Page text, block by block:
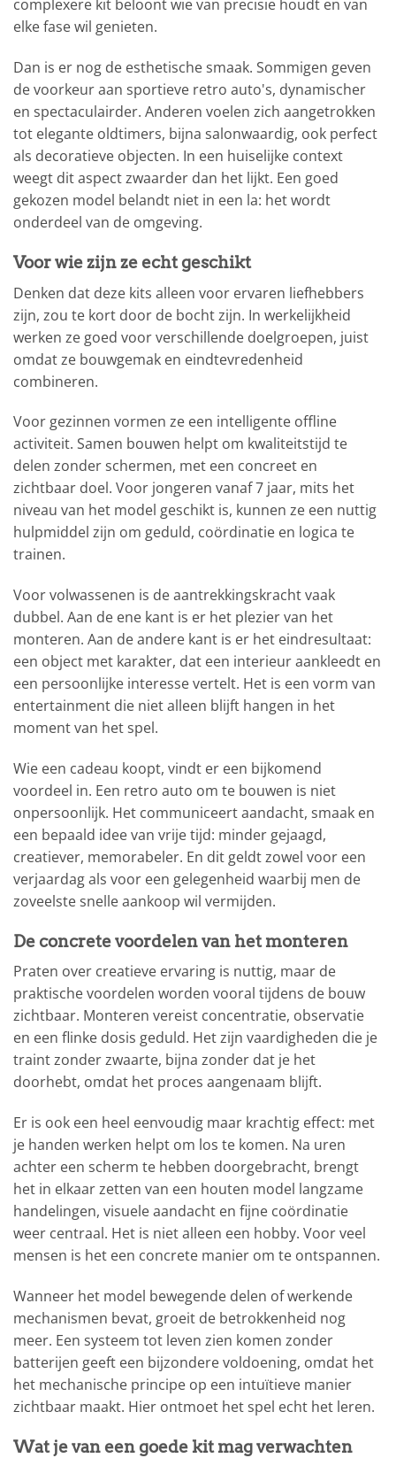
complexere kit beloont wie van precisie houdt en van
elke fase wil genieten.
Dan is er nog de esthetische smaak. Sommigen geven
de voorkeur aan sportieve retro auto's, dynamischer
en spectaculairder. Anderen voelen zich aangetrokken
tot elegante oldtimers, bijna salonwaardig, ook perfect
als decoratieve objecten. In een huiselijke context
weegt dit aspect zwaarder dan het lijkt. Een goed
gekozen model belandt niet in een la: het wordt
onderdeel van de omgeving.
Voor wie zijn ze echt geschikt
Denken dat deze kits alleen voor ervaren liefhebbers
zijn, zou te kort door de bocht zijn. In werkelijkheid
werken ze goed voor verschillende doelgroepen, juist
omdat ze bouwgemak en eindtevredenheid
combineren.
Voor gezinnen vormen ze een intelligente offline
activiteit. Samen bouwen helpt om kwaliteitstijd te
delen zonder schermen, met een concreet en
zichtbaar doel. Voor jongeren vanaf 7 jaar, mits het
niveau van het model geschikt is, kunnen ze een nuttig
hulpmiddel zijn om geduld, coördinatie en logica te
trainen.
Voor volwassenen is de aantrekkingskracht vaak
dubbel. Aan de ene kant is er het plezier van het
monteren. Aan de andere kant is er het eindresultaat:
een object met karakter, dat een interieur aankleedt en
een persoonlijke interesse vertelt. Het is een vorm van
entertainment die niet alleen blijft hangen in het
moment van het spel.
Wie een cadeau koopt, vindt er een bijkomend
voordeel in. Een retro auto om te bouwen is niet
onpersoonlijk. Het communiceert aandacht, smaak en
een bepaald idee van vrije tijd: minder gejaagd,
creatiever, memorabeler. En dit geldt zowel voor een
verjaardag als voor een gelegenheid waarbij men de
zoveelste snelle aankoop wil vermijden.
De concrete voordelen van het monteren
Praten over creatieve ervaring is nuttig, maar de
praktische voordelen worden vooral tijdens de bouw
zichtbaar. Monteren vereist concentratie, observatie
en een flinke dosis geduld. Het zijn vaardigheden die je
traint zonder zwaarte, bijna zonder dat je het
doorhebt, omdat het proces aangenaam blijft.
Er is ook een heel eenvoudig maar krachtig effect: met
je handen werken helpt om los te komen. Na uren
achter een scherm te hebben doorgebracht, brengt
het in elkaar zetten van een houten model langzame
handelingen, visuele aandacht en fijne coördinatie
weer centraal. Het is niet alleen een hobby. Voor veel
mensen is het een concrete manier om te ontspannen.
Wanneer het model bewegende delen of werkende
mechanismen bevat, groeit de betrokkenheid nog
meer. Een systeem tot leven zien komen zonder
batterijen geeft een bijzondere voldoening, omdat het
het mechanische principe op een intuïtieve manier
zichtbaar maakt. Hier ontmoet het spel echt het leren.
Wat je van een goede kit mag verwachten